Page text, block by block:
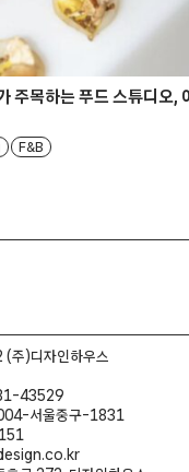
주목하는 푸드 스튜디오,
F&B
(주)디자인하우스
43529
서울중구-1831